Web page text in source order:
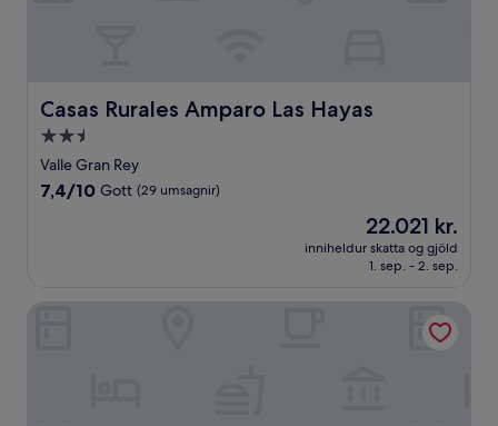
Casas Rurales Amparo Las Hayas
Casas Rurales Amparo Las Hayas
2.5
stjörnu
gististaður
Valle Gran Rey
7.4
7,4/10 Gott (29 umsagnir)
Verðið
er
22.021 kr.
22.021 kr.
inniheldur skatta og gjöld
1. sep. - 2. sep.